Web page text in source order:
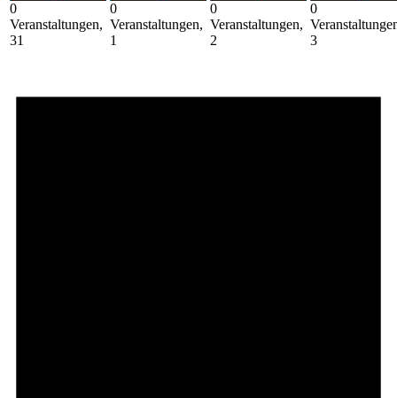
0
Veranstaltungen,
31
0
Veranstaltungen,
1
0
Veranstaltungen,
2
0
3